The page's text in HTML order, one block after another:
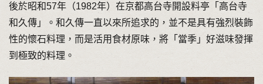
後於昭和57年（1982年）在京都高台寺開設料亭「高台寺
和久傳」。和久傳一直以來所追求的，並不是具有強烈裝飾
性的懷石料理，而是活用食材原味，將「當季」好滋味發揮
到極致的料理。